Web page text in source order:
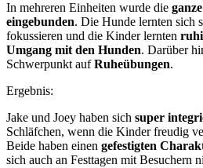
In mehreren Einheiten wurde die
eingebunden. Die Hunde lernten sich
fokussieren und die Kinder lernten
Umgang mit den Hunden. Darüber
Schwerpunkt aufRuheübungen.
Ergebnis:
Jake und Joey haben sich super
Schläfchen, wenn die Kinder freudig
Beide haben einen gefestigten
sich auch an Festtagen mit Besuchern